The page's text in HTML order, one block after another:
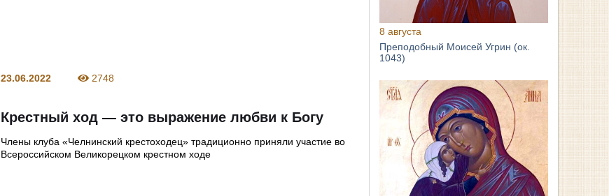
23.06.2022 2748
Крестный ход — это выражение любви к Богу
Члены клуба «Челнинский крестоходец» традиционно приняли участие во
Всероссийском Великорецком крестном ходе
8 августа
Преподобный Моисей Угрин (ок.
1043)